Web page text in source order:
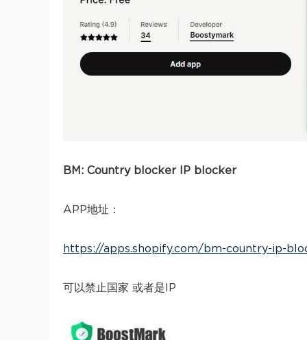
BM: Country blocker IP blocker
APP地址：
https://apps.shopify.com/bm-country-ip-
可以禁止国家 或者是IP